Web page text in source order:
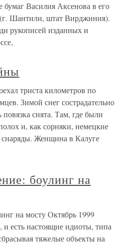
Василия Аксенова в его
(г. Шантили, штат Вирджиния).
рукописей изданных и
триста километров по
Зимой снег сострадательно
снята. Там, где были
и, как сорняки, немецкие
Женщина в Калуге
боулинг на
на мосту Октябрь 1999
есть настоящие идиоты, типа
тяжелые объекты на